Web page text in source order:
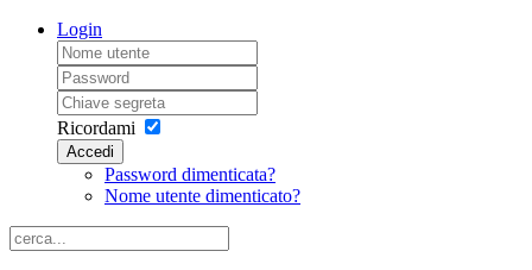
Login
Ricordami
Accedi
Password dimenticata?
Nome utente dimenticato?